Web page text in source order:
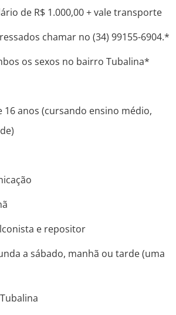
de R$ 1.000,00 + vale transporte
​​chamar no (34) 99155-6904.*
os sexos no bairro Tubalina*
16 anos (cursando ensino médio,
e repositor
a sábado, manhã ou tarde (uma